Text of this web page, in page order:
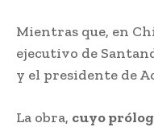
Mientras que, en
ejecutivo de
y el presidente de
La obra, cuyo